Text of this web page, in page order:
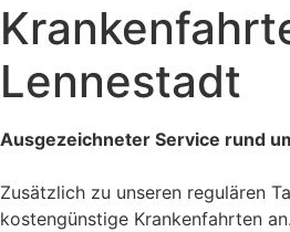
Lennestadt
Ausgezeichneter Service rund
Zusätzlich zu unseren regulären
kostengünstige Krankenfahrten